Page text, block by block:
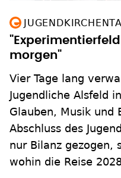
morgen"
Vier Tage lang
Jugendliche Alsfeld
Glauben, Musik und
Abschluss des
nur Bilanz gezogen,
wohin die Reise